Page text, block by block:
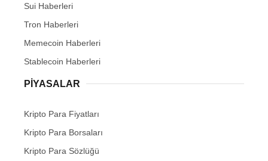
Sui Haberleri
Tron Haberleri
Memecoin Haberleri
Stablecoin Haberleri
PIYASALAR
Kripto Para Fiyatları
Kripto Para Borsaları
Kripto Para Sözlüğü